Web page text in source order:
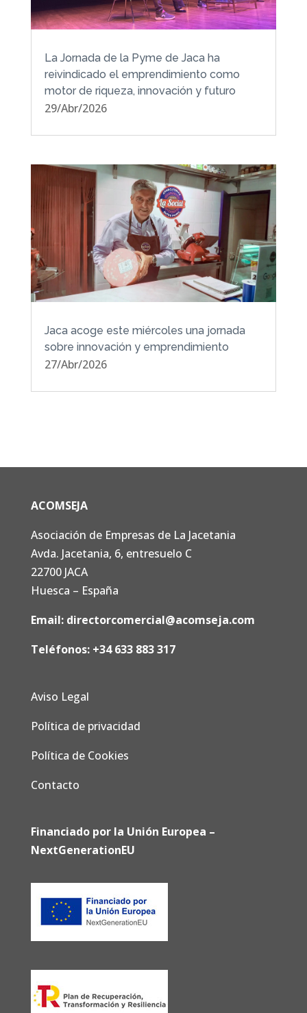
La Jornada de la Pyme de Jaca ha
reivindicado el emprendimiento como
motor de riqueza, innovación y futuro
29/Abr/2026
Jaca acoge este miércoles una jornada
sobre innovación y emprendimiento
27/Abr/2026
ACOMSEJA
Asociación de Empresas de La Jacetania
Avda. Jacetania, 6, entresuelo C
22700 JACA
Huesca – España
Email: directorcomercial@acomseja.com
Teléfonos: +34 633 883 317
Aviso Legal
Política de privacidad
Política de Cookies
Contacto
Financiado por la Unión Europea –
NextGenerationEU